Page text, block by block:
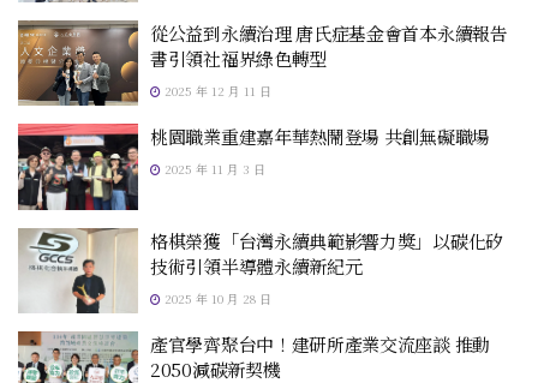
從公益到永續治理 唐氏症基金會首本永續報告
書引領社福界綠色轉型
2025 年 12 月 11 日
桃園職業重建嘉年華熱鬧登場 共創無礙職場
2025 年 11 月 3 日
格棋榮獲「台灣永續典範影響力獎」以碳化矽
技術引領半導體永續新紀元
2025 年 10 月 28 日
產官學齊聚台中！建研所產業交流座談 推動
2050減碳新契機